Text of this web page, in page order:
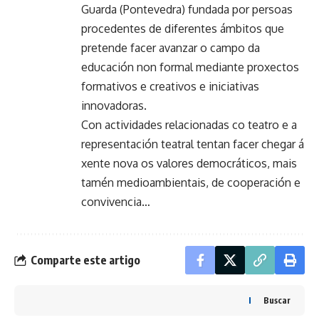
Guarda (Pontevedra) fundada por persoas
procedentes de diferentes ámbitos que
pretende facer avanzar o campo da
educación non formal mediante proxectos
formativos e creativos e iniciativas
innovadoras.
Con actividades relacionadas co teatro e a
representación teatral tentan facer chegar á
xente nova os valores democráticos, mais
tamén medioambientais, de cooperación e
convivencia…
Comparte este artigo
Buscar